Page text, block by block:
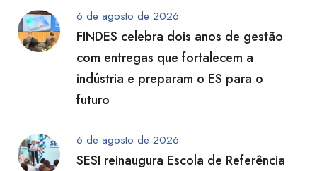
6 de agosto de 2026
FINDES celebra dois anos de gestão
com entregas que fortalecem a
indústria e preparam o ES para o
futuro
6 de agosto de 2026
SESI reinaugura Escola de Referência